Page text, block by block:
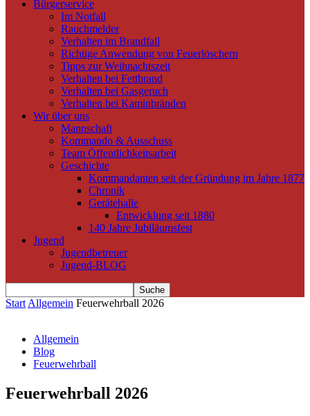
Bürgerservice
Im Notfall
Rauchmelder
Verhalten im Brandfall
Richtige Anwendung von Feuerlöschern
Tipps zur Weihnachtszeit
Verhalten bei Fettbrand
Verhalten bei Gasgeruch
Verhalten bei Kaminbränden
Wir über uns
Mannschaft
Kommando & Ausschuss
Team Öffentlichkeitsarbeit
Geschichte
Kommandanten seit der Gründung im Jahre 1877
Chronik
Gerätehalle
Entwicklung seit 1880
140 Jahre Jubiläumsfest
Jugend
Jugendbetreuer
Jugend-BLOG
Start Allgemein Feuerwehrball 2026
Allgemein
Blog
Feuerwehrball
Feuerwehrball 2026